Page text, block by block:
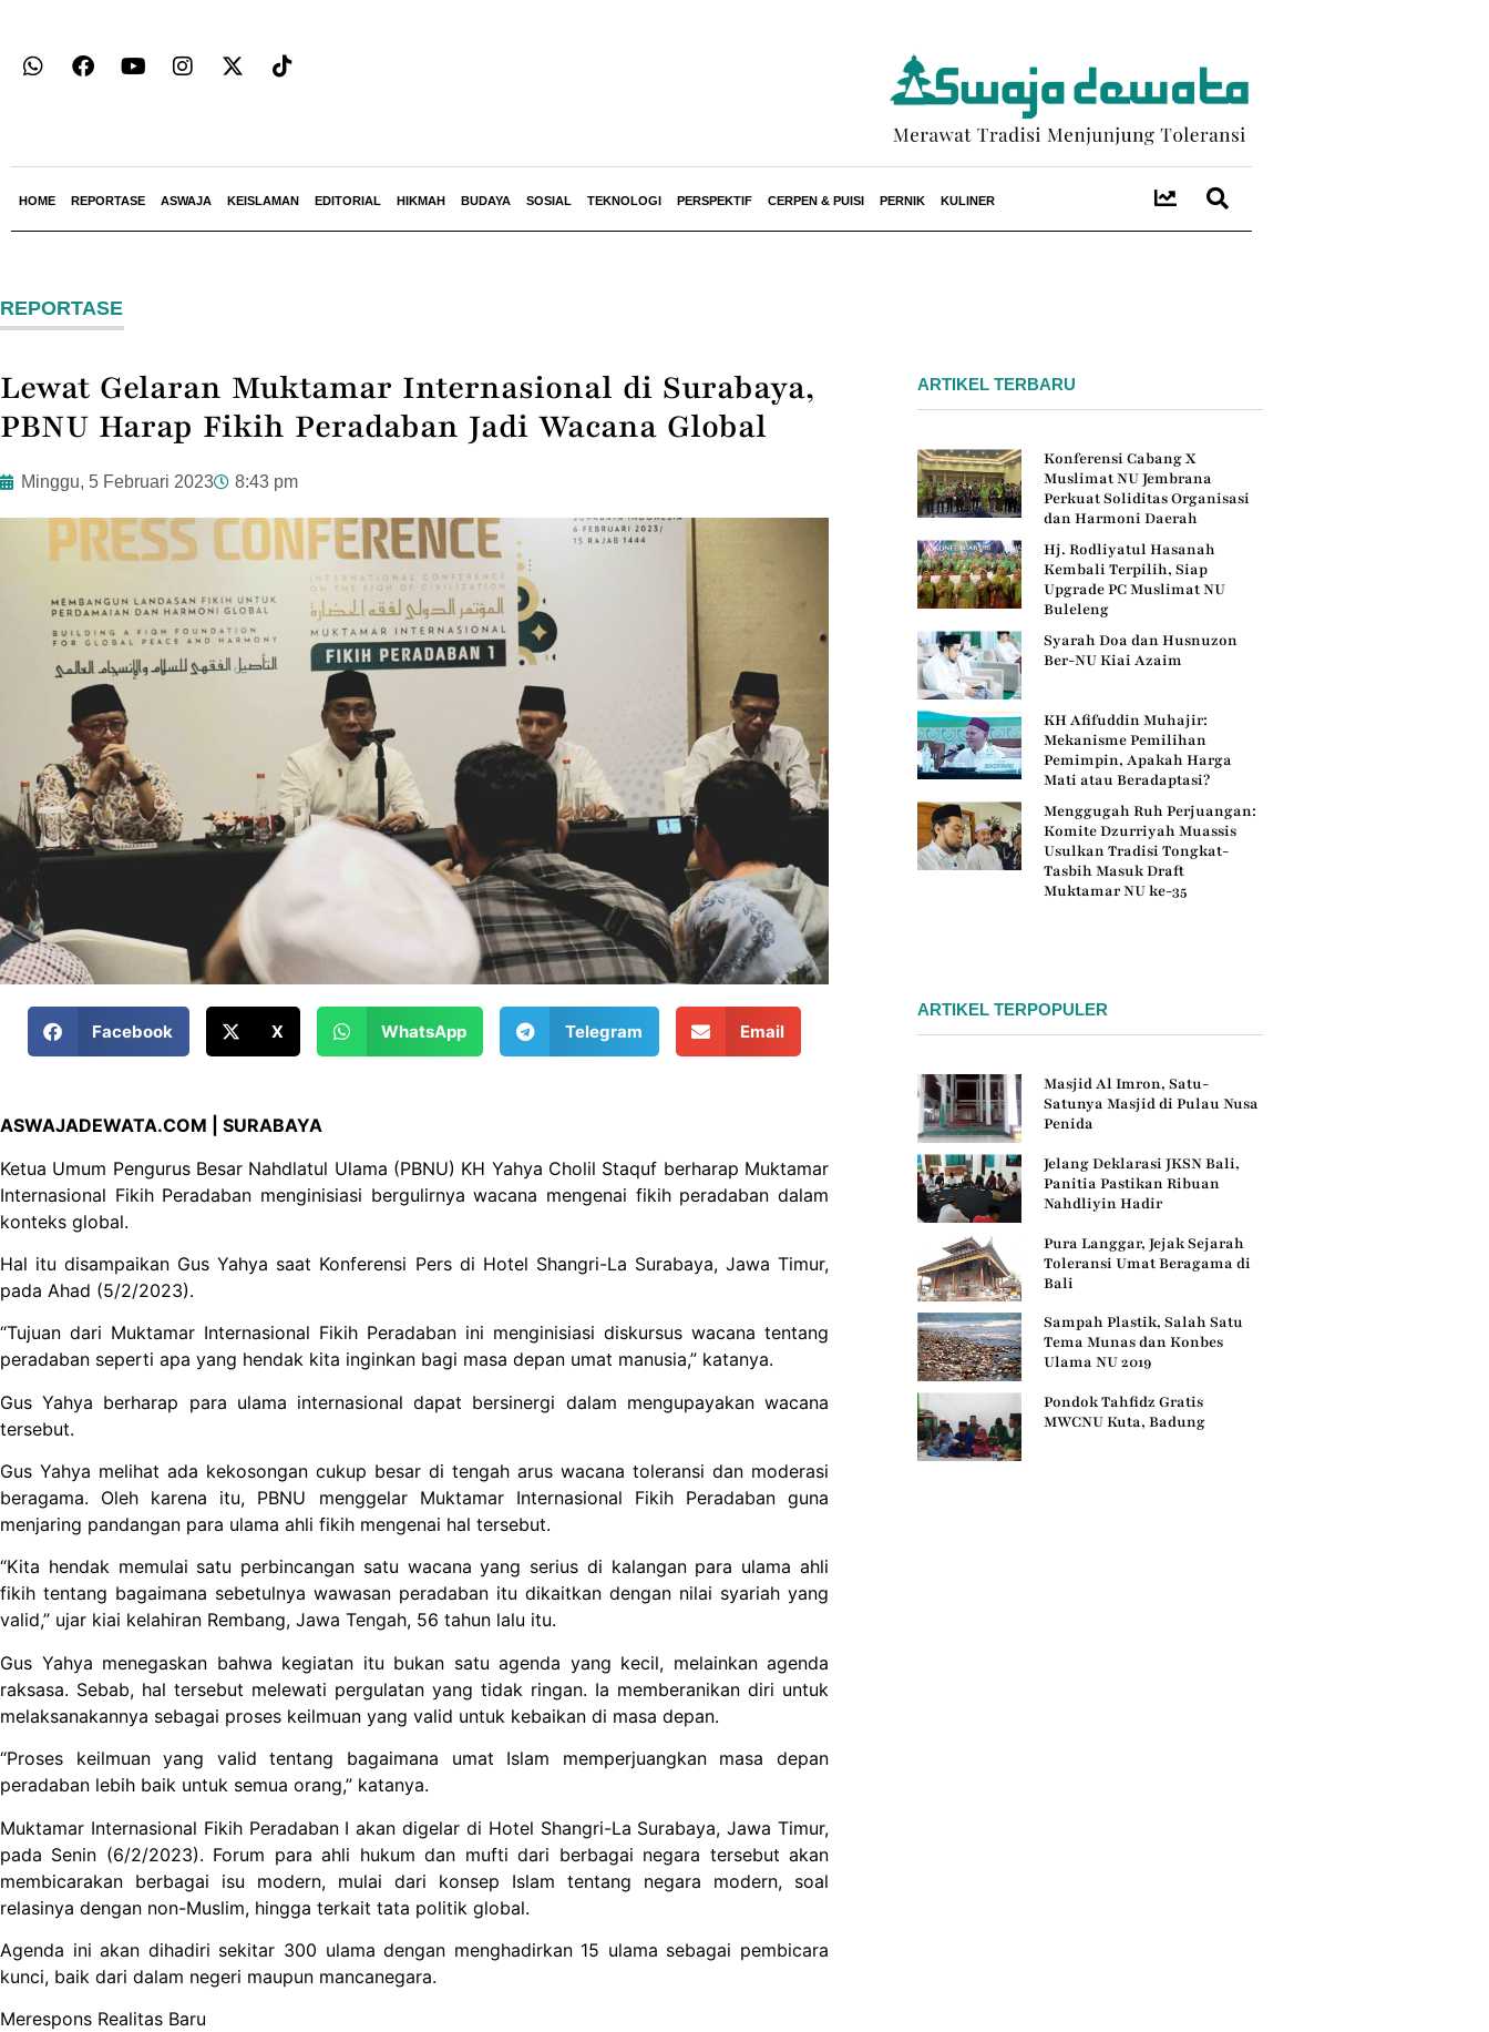
HOME REPORTASE ASWAJA KEISLAMAN EDITORIAL HIKMAH BUDAYA SOSIAL TEKNOLOGI PERSPEKTIF CERPEN & PUISI PERNIK KULINER
REPORTASE
Lewat Gelaran Muktamar Internasional di Surabaya,
PBNU Harap Fikih Peradaban Jadi Wacana Global
Minggu, 5 Februari 2023 8:43 pm
Facebook X WhatsApp Telegram Email
ASWAJADEWATA.COM | SURABAYA
Ketua Umum Pengurus Besar Nahdlatul Ulama (PBNU) KH Yahya Cholil Staquf berharap Muktamar
Internasional Fikih Peradaban menginisiasi bergulirnya wacana mengenai fikih peradaban dalam
konteks global.
Hal itu disampaikan Gus Yahya saat Konferensi Pers di Hotel Shangri-La Surabaya, Jawa Timur,
pada Ahad (5/2/2023).
“Tujuan dari Muktamar Internasional Fikih Peradaban ini menginisiasi diskursus wacana tentang
peradaban seperti apa yang hendak kita inginkan bagi masa depan umat manusia,” katanya.
Gus Yahya berharap para ulama internasional dapat bersinergi dalam mengupayakan wacana
tersebut.
Gus Yahya melihat ada kekosongan cukup besar di tengah arus wacana toleransi dan moderasi
beragama. Oleh karena itu, PBNU menggelar Muktamar Internasional Fikih Peradaban guna
menjaring pandangan para ulama ahli fikih mengenai hal tersebut.
“Kita hendak memulai satu perbincangan satu wacana yang serius di kalangan para ulama ahli
fikih tentang bagaimana sebetulnya wawasan peradaban itu dikaitkan dengan nilai syariah yang
valid,” ujar kiai kelahiran Rembang, Jawa Tengah, 56 tahun lalu itu.
Gus Yahya menegaskan bahwa kegiatan itu bukan satu agenda yang kecil, melainkan agenda
raksasa. Sebab, hal tersebut melewati pergulatan yang tidak ringan. Ia memberanikan diri untuk
melaksanakannya sebagai proses keilmuan yang valid untuk kebaikan di masa depan.
“Proses keilmuan yang valid tentang bagaimana umat Islam memperjuangkan masa depan
peradaban lebih baik untuk semua orang,” katanya.
Muktamar Internasional Fikih Peradaban I akan digelar di Hotel Shangri-La Surabaya, Jawa Timur,
pada Senin (6/2/2023). Forum para ahli hukum dan mufti dari berbagai negara tersebut akan
membicarakan berbagai isu modern, mulai dari konsep Islam tentang negara modern, soal
relasinya dengan non-Muslim, hingga terkait tata politik global.
Agenda ini akan dihadiri sekitar 300 ulama dengan menghadirkan 15 ulama sebagai pembicara
kunci, baik dari dalam negeri maupun mancanegara.
Merespons Realitas Baru
ARTIKEL TERBARU
Konferensi Cabang X
Muslimat NU Jembrana
Perkuat Soliditas Organisasi
dan Harmoni Daerah
Hj. Rodliyatul Hasanah
Kembali Terpilih, Siap
Upgrade PC Muslimat NU
Buleleng
Syarah Doa dan Husnuzon
Ber-NU Kiai Azaim
KH Afifuddin Muhajir:
Mekanisme Pemilihan
Pemimpin, Apakah Harga
Mati atau Beradaptasi?
Menggugah Ruh Perjuangan:
Komite Dzurriyah Muassis
Usulkan Tradisi Tongkat-
Tasbih Masuk Draft
Muktamar NU ke-35
ARTIKEL TERPOPULER
Masjid Al Imron, Satu-
Satunya Masjid di Pulau Nusa
Penida
Jelang Deklarasi JKSN Bali,
Panitia Pastikan Ribuan
Nahdliyin Hadir
Pura Langgar, Jejak Sejarah
Toleransi Umat Beragama di
Bali
Sampah Plastik, Salah Satu
Tema Munas dan Konbes
Ulama NU 2019
Pondok Tahfidz Gratis
MWCNU Kuta, Badung